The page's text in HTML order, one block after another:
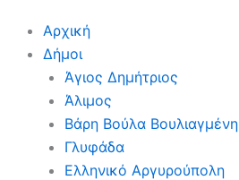
Αρχική
Δήμοι
Άγιος Δημήτριος
Άλιμος
Βάρη Βούλα Βουλιαγμένη
Γλυφάδα
Ελληνικό Αργυρούπολη